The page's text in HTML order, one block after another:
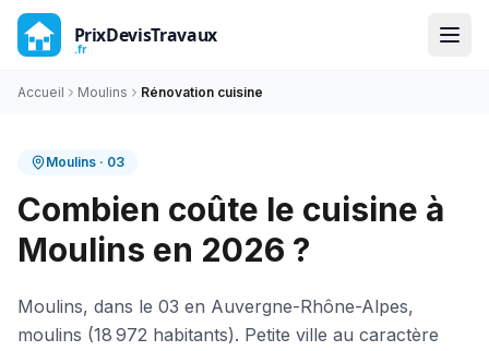
Accueil Moulins Rénovation cuisine
Moulins · 03
Combien coûte le cuisine à
Moulins en 2026 ?
Moulins, dans le 03 en Auvergne-Rhône-Alpes,
moulins (18 972 habitants). Petite ville au caractère